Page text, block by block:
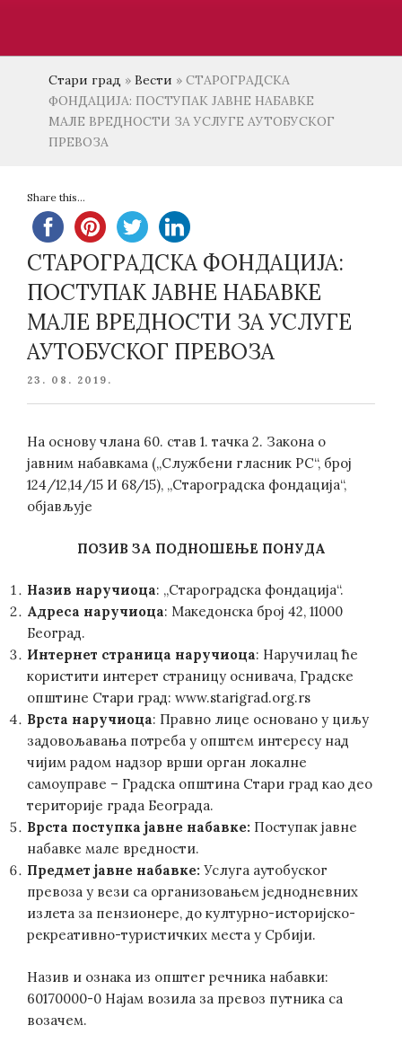
Стари град » Вести » СТАРОГРАДСКА
ФОНДАЦИЈА: ПОСТУПАК ЈАВНЕ НАБАВКЕ
МАЛЕ ВРЕДНОСТИ ЗА УСЛУГE АУТОБУСКОГ
ПРЕВОЗА
Share this...
СТАРОГРАДСКА ФОНДАЦИЈА:
ПОСТУПАК ЈАВНЕ НАБАВКЕ
МАЛЕ ВРЕДНОСТИ ЗА УСЛУГE
АУТОБУСКОГ ПРЕВОЗА
POSTED
23. 08. 2019.
На основу члана 60. став 1. тачка 2. Закона о
јавним набавкама („Службени гласник РС“, број
124/12,14/15 И 68/15), „Староградска фондација“,
објављује
ПОЗИВ ЗА ПОДНОШЕЊЕ ПОНУДA
Назив наручиоца: „Староградска фондација“.
Aдреса наручиоца: Македонска број 42, 11000
Београд.
Интернет страница наручиоца: Наручилац ће
користити интерет страницу оснивача, Градске
општине Стари град: www.starigrad.org.rs
Врста наручиоца: Правно лице основано у циљу
задовољавања потреба у општем интересу над
чијим радом надзор врши орган локалне
самоуправе – Градска општина Стари град као део
територије града Београда.
Врста поступка јавне набавке: Поступак јавне
набавке мале вредности.
Предмет јавне набавке: Услуга аутобуског
превоза у вези са организовањем једнодневних
излета за пензионере, до културно-историјско-
рекреативно-туристичких места у Србији.
Назив и ознака из општег речника набавки:
60170000-0 Најам возила за превоз путника са
возачем.